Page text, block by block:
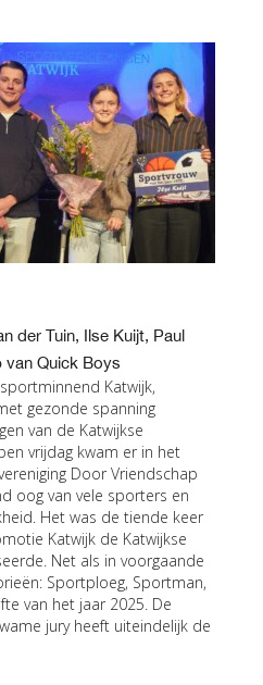
der Tuin, Ilse Kuijt, Paul
van Quick Boys
Katwijk,
gezonde spanning
van de Katwijkse
vrijdag kwam er in het
Door Vriendschap
oog van vele sporters en
Het was de tiende keer
Katwijk de Katwijkse
Net als in voorgaande
Sportploeg, Sportman,
van het jaar 2025. De
jury heeft uiteindelijk de